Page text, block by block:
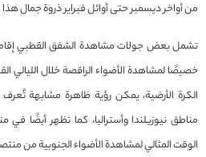
من أواخر ديسمبر حتى أوائل فبراير ذروة جمال
تشمل بعض جولات مشاهدة الشفق القطبي
خصيصًا لمشاهدة الأضواء الراقصة خلال الليالي
الكرة الأرضية، يمكن رؤية ظاهرة مشابهة
مناطق نيوزيلندا وأستراليا، كما تظهر أيضًا
الوقت المثالي لمشاهدة الأضواء الجنوبية من